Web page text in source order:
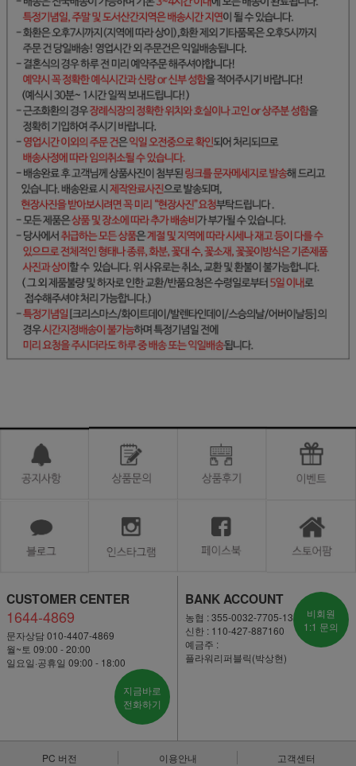
CUSTOMER CENTER
1644-4869
문자상담 010-4407-4869
월~토 09:00 - 20:00
일요일·공휴일 09:00 - 18:00
지금바로
전화하기
BANK ACCOUNT
농협 : 355-0032-7705-13
신한 : 110-427-887160
예금주 :
플라워리퍼블릭(박상현)
비회원
1:1 문의
PC 버전 이용안내 고객센터